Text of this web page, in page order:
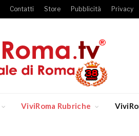
Contatti Store Pubblicità Privacy
ViviRoma Rubriche